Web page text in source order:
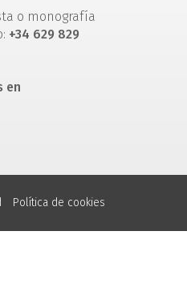
o monografía
+34 629 829
en
Política de cookies